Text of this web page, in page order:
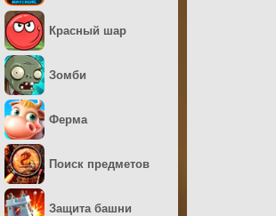
Красный шар
Зомби
Ферма
Поиск предметов
Защита башни